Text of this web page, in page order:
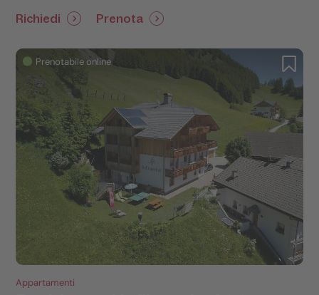
Richiedi Prenota
Prenotabile online
Appartamenti